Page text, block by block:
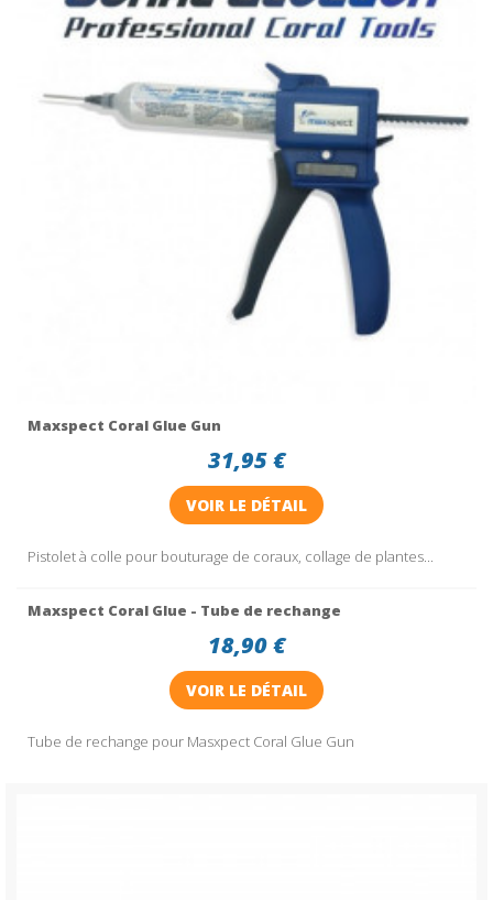
Maxspect Coral Glue Gun
31,95 €
VOIR LE DÉTAIL
Pistolet à colle pour bouturage de coraux, collage de plantes...
Maxspect Coral Glue - Tube de rechange
18,90 €
VOIR LE DÉTAIL
Tube de rechange pour Masxpect Coral Glue Gun